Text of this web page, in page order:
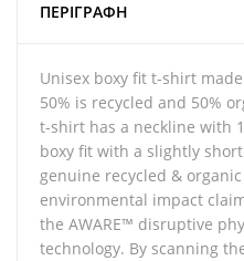
ΠΕΡΙΓΡΑΦΉ
Unisex boxy fit t-shirt
50% is recycled and 50%
t-shirt has a neckline with
boxy fit with a slightly
genuine recycled &
environmental impact
the AWARE™ disruptive
technology. By scanning